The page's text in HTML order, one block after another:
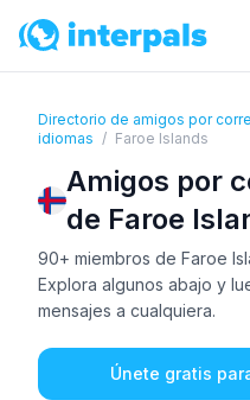
Directorio de amigos por
idiomas / Faroe Islands
Amigos por
de Faroe
90+ miembros de Faroe
Explora algunos abajo y
mensajes a cualquiera.
Únete gratis